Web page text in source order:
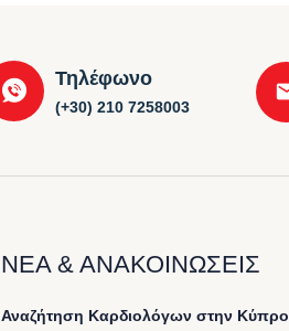
Τηλέφωνο
(+30) 210 7258003
ΝΕΑ & ΑΝΑΚΟΙΝΩΣΕΙΣ
Αναζήτηση Καρδιολόγων στην Κύπρο